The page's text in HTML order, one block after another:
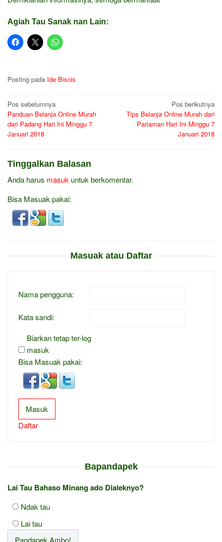
Agiah Tau Sanak nan Lain:
Posting pada Ide Bisnis
Navigasi
pos
Pos sebelumnya
Panduan Belanja Online Murah
dari Padang Hari Ini Minggu 7
Januari 2018
Pos berikutnya
Tips Belanja Online Murah dari
Pariaman Hari Ini Minggu 7
Januari 2018
Tinggalkan Balasan
Anda harus masuk untuk berkomentar.
Bisa Masuak pakai:
Masuak atau Daftar
Nama pengguna:
Kata sandi:
Biarkan tetap ter-log
masuk
Bisa Masuak pakai:
Masuk
Daftar
Bapandapek
Lai Tau Bahaso Minang ado Dialeknyo?
Ndak tau
Lai tau